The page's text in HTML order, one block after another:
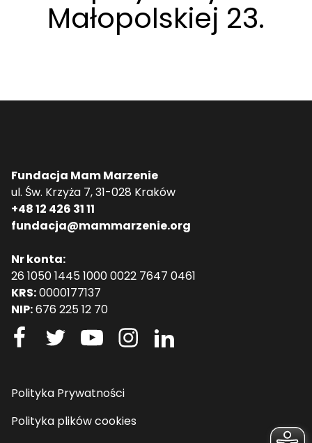
Małopolskiej 23.
Fundacja Mam Marzenie
ul. Św. Krzyża 7, 31-028 Kraków
+48 12 426 31 11
fundacja@mammarzenie.org
Nr konta:
26 1050 1445 1000 0022 7647 0461
KRS:0000177137
NIP:676 225 12 70
Polityka Prywatności
Polityka plików cookies